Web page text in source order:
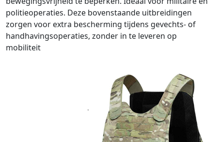
politieoperaties. Deze bovenstaande uitbreidingen
zorgen voor extra bescherming tijdens gevechts- of
handhavingsoperaties, zonder in te leveren op
mobiliteit